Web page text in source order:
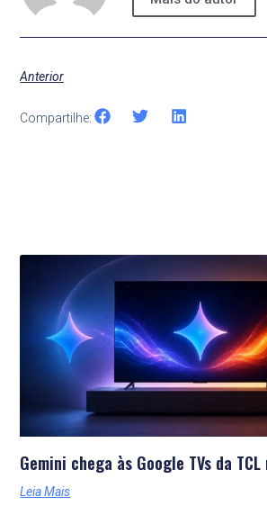
Anterior
Compartilhe:
Últimas
Gemini chega às Google TVs da
Leia Mais